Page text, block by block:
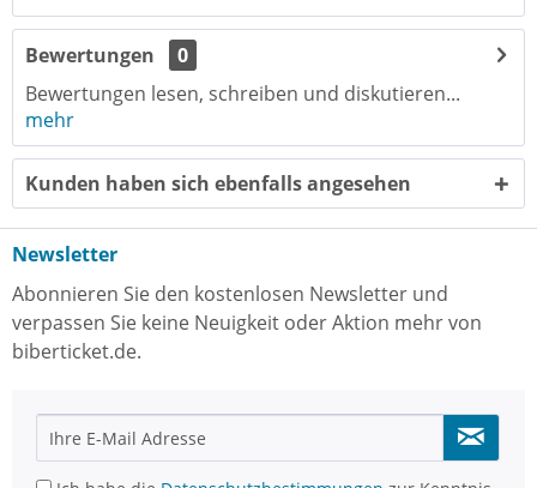
Bewertungen
0
Bewertungen lesen, schreiben und diskutieren...
mehr
Kunden haben sich ebenfalls angesehen
Newsletter
Abonnieren Sie den kostenlosen Newsletter und
verpassen Sie keine Neuigkeit oder Aktion mehr von
biberticket.de.